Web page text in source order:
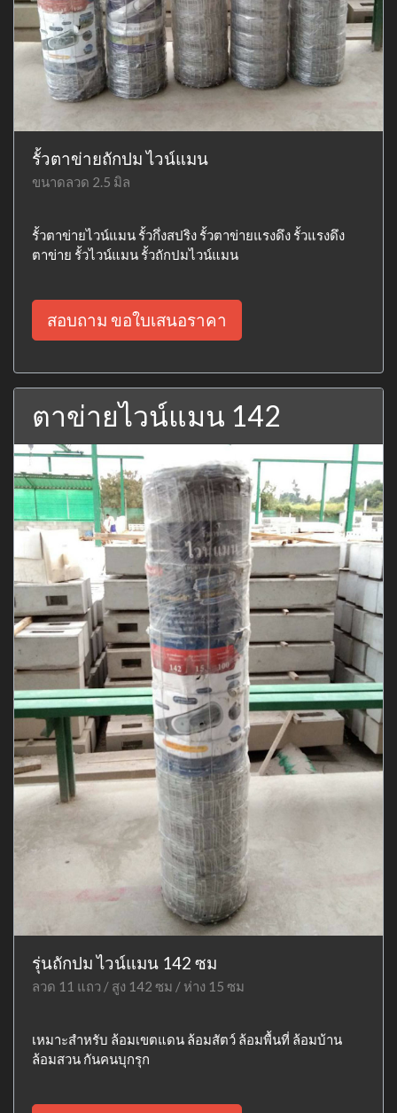
รั้วตาข่ายถักปม ไวน์แมน
ขนาดลวด 2.5 มิล
รั้วตาข่ายไวน์แมน รั้วกึ่งสปริง รั้วตาข่ายแรงดึง รั้วแรงดึง
ตาข่าย รั้วไวน์แมน รั้วถักปมไวน์แมน
สอบถาม ขอใบเสนอราคา
ตาข่ายไวน์แมน 142
รุ่นถักปม ไวน์แมน 142 ซม
ลวด 11 แถว / สูง 142 ซม / ห่าง 15 ซม
เหมาะสำหรับ ล้อมเขตแดน ล้อมสัตว์ ล้อมพื้นที่ ล้อมบ้าน
ล้อมสวน กันคนบุกรุก